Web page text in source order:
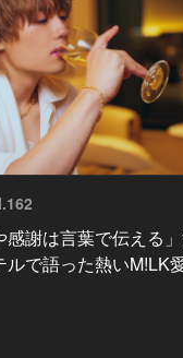
謝は言葉で伝える
ルで語った熱いM!LK